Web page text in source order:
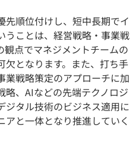
先順位付けし、短中長期でイ
うことは、経営戦略・事業戦
観点でマネジメントチームの
欠となります。また、打ち手
業戦略策定のアプローチに加
略、AIなどの先端テクノロジ
ジタル技術のビジネス適用に
と一体となり推進していく